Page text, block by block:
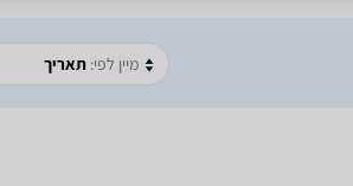
מיין לפי: תאריך